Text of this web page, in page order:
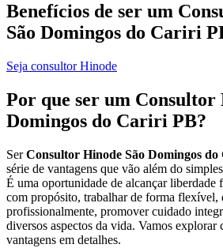
Benefícios de ser um
São Domingos do Cariri
Seja consultor Hinode
Por que ser um Consultor
Domingos do Cariri PB?
SerConsultor Hinode São Domingos
série de vantagens que vão além do
É uma oportunidade de alcançar liberdade
com propósito, trabalhar de forma flexível,
profissionalmente, promover cuidado
diversos aspectos da vida. Vamos explorar
vantagens em detalhes.